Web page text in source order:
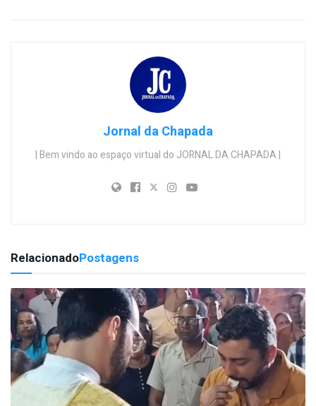
Jornal da Chapada
| Bem vindo ao espaço virtual do JORNAL DA CHAPADA |
RelacionadoPostagens